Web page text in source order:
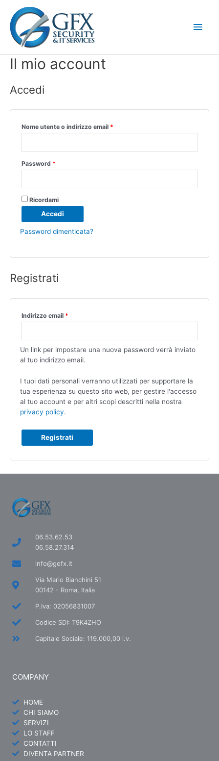
contenuto
Il mio account
Accedi
Nome utente o indirizzo email *
Password *
Ricordami
Accedi
Password dimenticata?
Registrati
Indirizzo email *
Un link per impostare una nuova password verrà inviato
al tuo indirizzo email.
I tuoi dati personali verranno utilizzati per supportare la
tua esperienza su questo sito web, per gestire l'accesso
al tuo account e per altri scopi descritti nella nostra
privacy policy.
Registrati
06.53.62.53
06.58.27.314
info@gefx.it
Via Mario Bianchini 51
00142 - Roma, Italia
P.Iva: 02056831007
Codice SDI: T9K4ZHO
Capitale Sociale: 119.000,00 i.v.
COMPANY
HOME
CHI SIAMO
SERVIZI
LO STAFF
CONTATTI
DIVENTA PARTNER